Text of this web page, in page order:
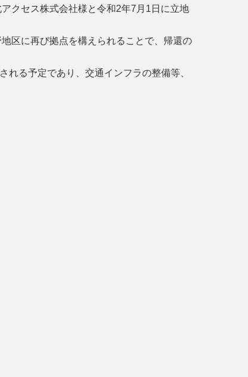
クセス株式会社様と令和2年7月1日に立地
区に再び拠点を構えられることで、帰還の
る予定であり、交通インフラの整備等、